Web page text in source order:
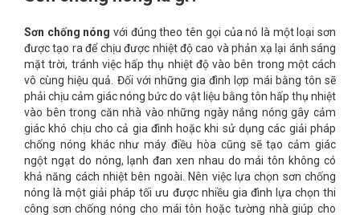
Sơn chống nóng với đúng theo tên gọi của nó là một loại sơn
được tạo ra để chịu được nhiệt độ cao và phản xạ lại ánh sáng
mặt trời, tránh việc hấp thụ nhiệt độ vào bên trong một cách
vô cùng hiệu quả. Đối với những gia đình lợp mái bằng tôn sẽ
phải chịu cảm giác nóng bức do vật liệu bằng tôn hấp thụ nhiệt
vào bên trong căn nhà vào những ngày nắng nóng gây cảm
giác khó chịu cho cả gia đình hoặc khi sử dụng các giải pháp
chống nóng khác như máy điều hòa cũng sẽ tạo cảm giác
ngột ngạt do nóng, lạnh đan xen nhau do mái tôn không có
khả năng cách nhiệt bên ngoài. Nên việc lựa chọn sơn chống
nóng là một giải pháp tối ưu được nhiều gia đình lựa chọn thi
công sơn chống nóng cho mái tôn hoặc tường nhà giúp cho